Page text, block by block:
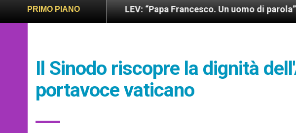
PRIMO PIANO
e giusto LEV: “Papa Francesco. Un uomo di parola”, dietro le
Il Sinodo riscopre la dignità
portavoce vaticano